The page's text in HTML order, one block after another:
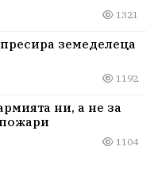
1321
земеделеца
1192
ни, а не за
1104